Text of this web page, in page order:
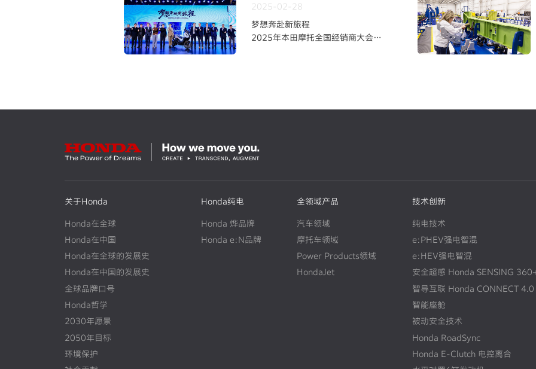
2025-02-28
梦想奔赴新旅程
2025年本田摩托全国经销商大会暨
关于Honda
Honda在全球
Honda在中国
Honda在全球的发展史
Honda在中国的发展史
全球品牌口号
Honda哲学
2030年愿景
2050年目标
环境保护
Honda纯电
Honda 烨品牌
Honda e:N品牌
全领域产品
汽车领域
摩托车领域
Power Products领域
HondaJet
技术创新
纯电技术
e:PHEV强电智混
e:HEV强电智混
安全超感 Honda SENSING
智导互联 Honda CONNECT 4.0
智能座舱
被动安全技术
Honda RoadSync
Honda E-Clutch 电控离合